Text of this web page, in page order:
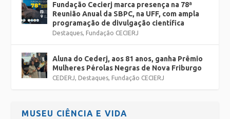
Fundação Cecierj marca presença na 78ª
Reunião Anual da SBPC, na UFF, com ampla
programação de divulgação científica
Destaques, Fundação CECIERJ
Aluna do Cederj, aos 81 anos, ganha Prêmio
Mulheres Pérolas Negras de Nova Friburgo
CEDERJ, Destaques, Fundação CECIERJ
MUSEU CIÊNCIA E VIDA